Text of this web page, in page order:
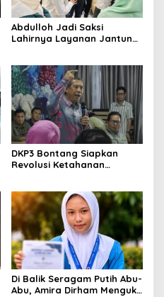
Abdulloh Jadi Saksi
Lahirnya Layanan Jantung
Rakyat
DKP3 Bontang Siapkan
Revolusi Ketahanan
Di Balik Seragam Putih Abu-
Abu, Amira Dirham Mengukir